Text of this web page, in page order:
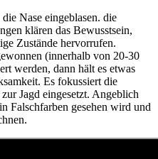
Nase eingeblasen. die
klären das Bewusstsein,
Zustände hervorrufen.
(innerhalb von 20-30
werden, dann hält es etwas
Es fokussiert die
Jagd eingesetzt. Angeblich
Falschfarben gesehen wird und